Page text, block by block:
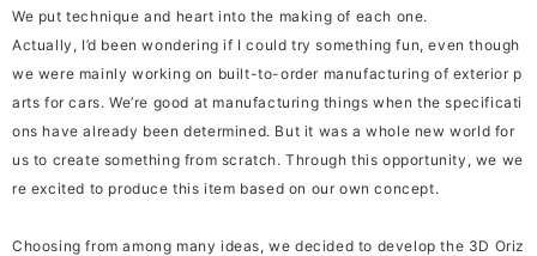
We put technique and heart into the making of each one.
Actually, I’d been wondering if I could try something fun, even though
we were mainly working on built-to-order manufacturing of exterior p
arts for cars. We’re good at manufacturing things when the specificati
ons have already been determined. But it was a whole new world for
us to create something from scratch. Through this opportunity, we we
re excited to produce this item based on our own concept.
Choosing from among many ideas, we decided to develop the 3D Oriz